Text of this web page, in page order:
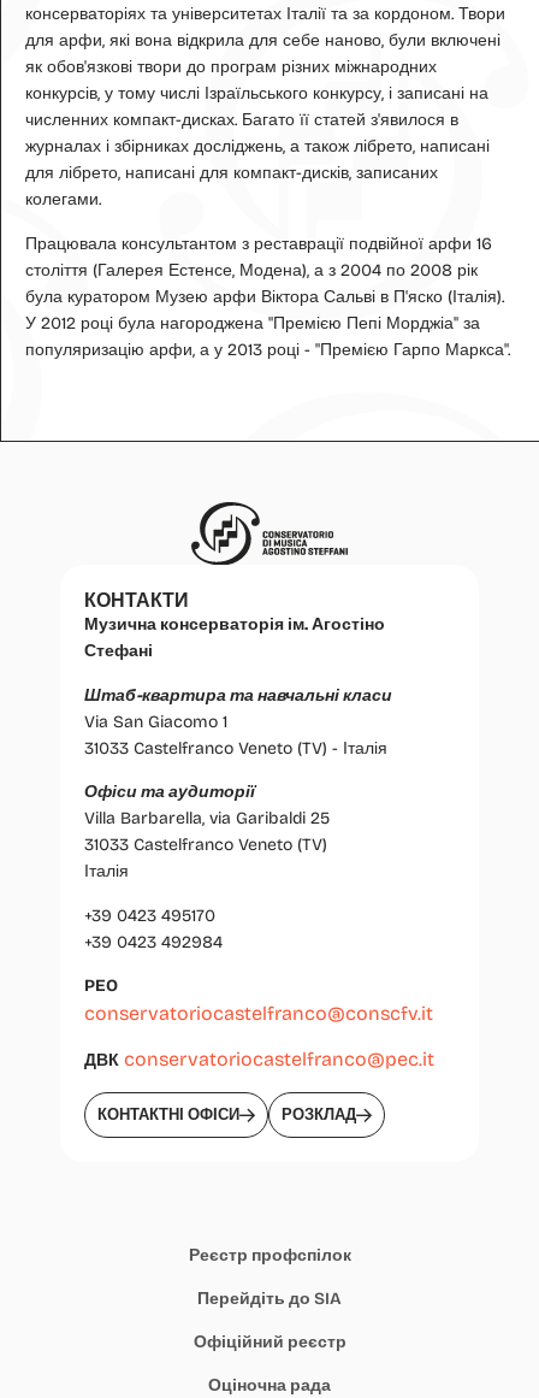
консерваторіях та університетах Італії та за кордоном. Твори
для арфи, які вона відкрила для себе наново, були включені
як обов'язкові твори до програм різних міжнародних
конкурсів, у тому числі Ізраїльського конкурсу, і записані на
численних компакт-дисках. Багато її статей з'явилося в
журналах і збірниках досліджень, а також лібрето, написані
для лібрето, написані для компакт-дисків, записаних
колегами.
Працювала консультантом з реставрації подвійної арфи 16
століття (Галерея Естенсе, Модена), а з 2004 по 2008 рік
була куратором Музею арфи Віктора Сальві в П'яско (Італія).
У 2012 році була нагороджена "Премією Пепі Морджіа" за
популяризацію арфи, а у 2013 році - "Премією Гарпо Маркса".
КОНТАКТИ
Музична консерваторія ім. Агостіно
Стефані
Штаб-квартира та навчальні класи
Via San Giacomo 1
31033 Castelfranco Veneto (TV) - Італія
Офіси та аудиторії
Villa Barbarella, via Garibaldi 25
31033 Castelfranco Veneto (TV)
Італія
+39 0423 495170
+39 0423 492984
PEO
conservatoriocastelfranco@conscfv.it
ДВК conservatoriocastelfranco@pec.it
КОНТАКТНІ ОФІСИ РОЗКЛАД
Реєстр профспілок
Перейдіть до SIA
Офіційний реєстр
Оціночна рада